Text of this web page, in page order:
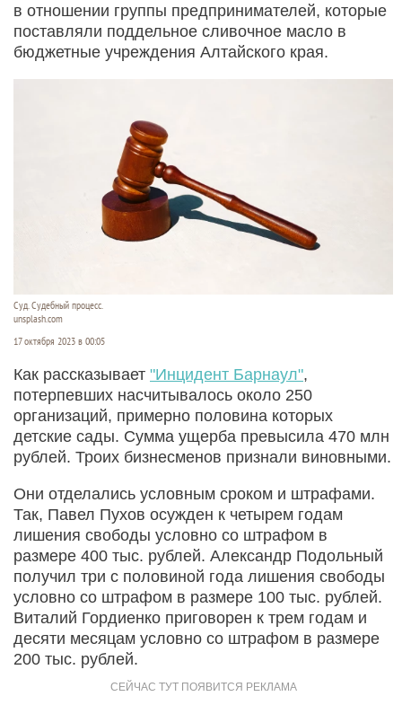
в отношении группы предпринимателей, которые
поставляли поддельное сливочное масло в
бюджетные учреждения Алтайского края.
Суд. Судебный процесс.
unsplash.com
17 октября 2023 в 00:05
Как рассказывает "Инцидент Барнаул",
потерпевших насчитывалось около 250
организаций, примерно половина которых
детские сады. Сумма ущерба превысила 470 млн
рублей. Троих бизнесменов признали виновными.
Они отделались условным сроком и штрафами.
Так, Павел Пухов осужден к четырем годам
лишения свободы условно со штрафом в
размере 400 тыс. рублей. Александр Подольный
получил три с половиной года лишения свободы
условно со штрафом в размере 100 тыс. рублей.
Виталий Гордиенко приговорен к трем годам и
десяти месяцам условно со штрафом в размере
200 тыс. рублей.